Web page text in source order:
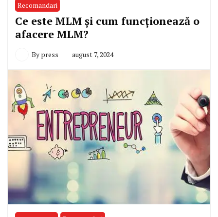
Recomandari
Ce este MLM și cum funcționează o
afacere MLM?
By press august 7, 2024